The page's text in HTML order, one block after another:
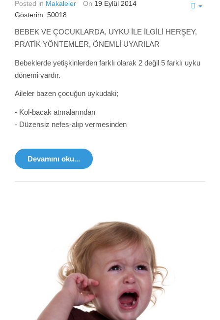
Posted in Makaleler On 19 Eylül 2014
Gösterim: 50018
BEBEK VE ÇOCUKLARDA, UYKU İLE İLGİLİ HERŞEY,
PRATİK YÖNTEMLER, ÖNEMLİ UYARILAR
Bebeklerde yetişkinlerden farklı olarak 2 değil 5 farklı uyku
dönemi vardır.
Aileler bazen çocuğun uykudaki;
- Kol-bacak atmalarından
- Düzensiz nefes-alıp vermesinden
Devamını oku...